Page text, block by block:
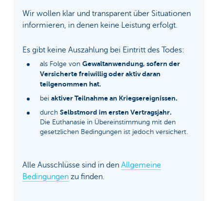
Wir wollen klar und transparent über Situationen
informieren, in denen keine Leistung erfolgt.
Es gibt keine Auszahlung bei Eintritt des Todes:
als Folge von Gewaltanwendung, sofern der
Versicherte freiwillig oder aktiv daran
teilgenommen hat.
bei aktiver Teilnahme an Kriegsereignissen.
durch Selbstmord im ersten Vertragsjahr.
Die Euthanasie in Übereinstimmung mit den
gesetzlichen Bedingungen ist jedoch versichert.
Alle Ausschlüsse sind in den Allgemeine
Bedingungen zu finden.